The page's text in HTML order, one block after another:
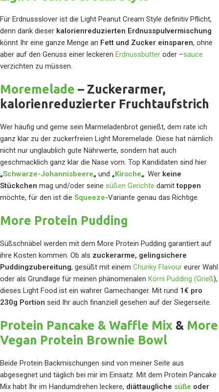
Für Erdnussslover ist die Light Peanut Cream Style definitiv Pflicht,
denn dank dieser kalorienreduzierten Erdnusspulvermischung
könnt Ihr eine ganze Menge an Fett und Zucker einsparen, ohne
aber auf den Genuss einer leckeren Erdnussbutter oder –sauce
verzichten zu müssen.
Moremelade – Zuckerarmer,
kalorienreduzierter Fruchtaufstrich
Wer häufig und gerne sein Marmeladenbrot genießt, dem rate ich
ganz klar zu der zuckerfreien Light Moremelade. Diese hat nämlich
nicht nur unglaublich gute Nährwerte, sondern hat auch
geschmacklich ganz klar die Nase vorn. Top Kandidaten sind hier
„Schwarze-Johannisbeere„ und „ Kirsche„. Wer keine
Stückchen mag und/oder seine süßen Gerichte damittoppen
möchte, für den ist die Squeeze-Variante genau das Richtige.
More Protein Pudding
Süßschnäbel werden mit dem More Protein Pudding garantiert auf
ihre Kosten kommen. Ob als zuckerarme, gelingsichere
Puddingzubereitung, gesüßt mit einem Chunky Flavour eurer Wahl
oder als Grundlage für meinen phänomenalen Körni Pudding (Grieß),
dieses Light Food ist ein wahrer Gamechanger. Mit rund 1€ pro
230g Portion seid Ihr auch finanziell gesehen auf der Siegerseite.
Protein Pancake & Waffle Mix & More
Vegan Protein Brownie Bowl
Beide Protein Backmischungen sind von meiner Seite aus
abgesegnet und täglich bei mir im Einsatz. Mit dem Protein Pancake
Mix habt Ihr im Handumdrehen leckere, diättaugliche süße oder